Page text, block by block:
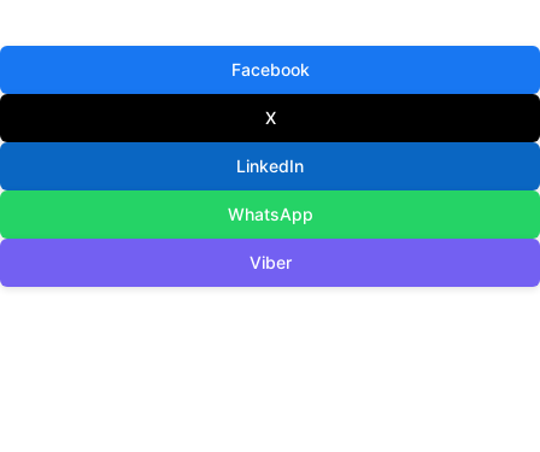
Facebook
X
LinkedIn
WhatsApp
Viber